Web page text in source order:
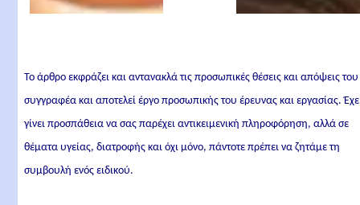
Το άρθρο εκφράζει και αντανακλά τις προσωπικές θέσεις και απόψεις του
συγγραφέα και αποτελεί έργο προσωπικής του έρευνας και εργασίας.
γίνει προσπάθεια να σας παρέχει αντικειμενική πληροφόρηση, αλλά σε
θέματα υγείας, διατροφής και όχι μόνο, πάντοτε πρέπει να ζητάμε τη
συμβουλή ενός ειδικού.